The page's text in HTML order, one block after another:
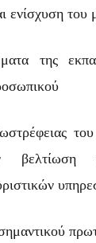
ενίσχυση του
της
βελτίωση